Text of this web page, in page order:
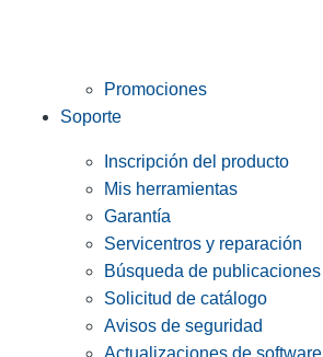
Promociones
Soporte
Inscripción del producto
Mis herramientas
Garantía
Servicentros y reparación
Búsqueda de publicaciones
Solicitud de catálogo
Avisos de seguridad